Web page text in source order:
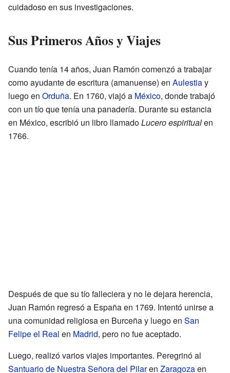
cuidadoso en sus investigaciones.
Sus Primeros Años y Viajes
Cuando tenía 14 años, Juan Ramón comenzó a trabajar
como ayudante de escritura (amanuense) en Aulestiay
luego en Orduña. En 1760, viajó a México, donde trabajó
con un tío que tenía una panadería. Durante su estancia
en México, escribió un libro llamadoLucero espiritualen
1766.
Después de que su tío falleciera y no le dejara herencia,
Juan Ramón regresó a España en 1769. Intentó unirse a
una comunidad religiosa en Burceña y luego en San
Felipe el Real en Madrid, pero no fue aceptado.
Luego, realizó varios viajes importantes. Peregrinó al
Santuario de Nuestra Señora del Pilaren Zaragozaen